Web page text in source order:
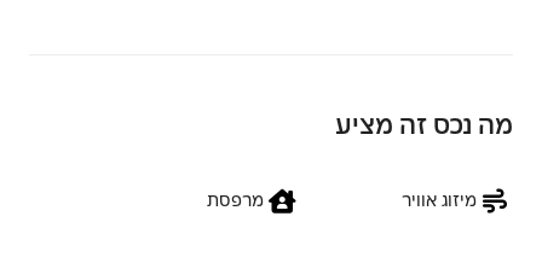
מה נכס זה מציע
מיזוג אוויר מרפסת